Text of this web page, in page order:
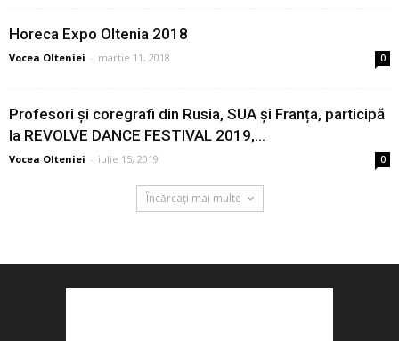
Horeca Expo Oltenia 2018
Vocea Olteniei - martie 11, 2018 0
Profesori și coregrafi din Rusia, SUA și Franța, participă
la REVOLVE DANCE FESTIVAL 2019,...
Vocea Olteniei - iulie 15, 2019 0
Încărcați mai multe